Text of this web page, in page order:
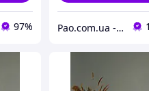
97% Pao.com.ua - Інтернет-магазин